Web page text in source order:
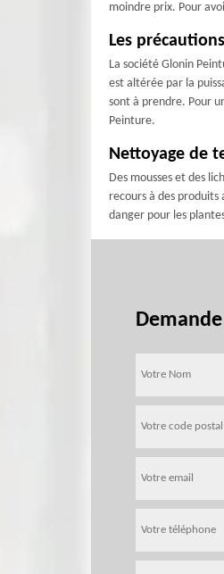
moindre prix. Pour
Les
La société Glonin
est altérée par la
sont à prendre. Pour
Peinture.
Nettoyage de
Des mousses et des
recours à des
danger pour les